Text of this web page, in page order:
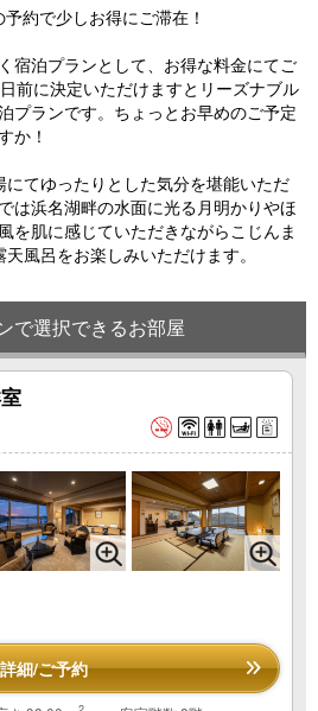
約で少しお得にご滞在！
宿泊プランとして、お得な料金にてご
前に決定いただけますとリーズナブル
プランです。ちょっとお早めのご予定
か！
てゆったりとした気分を堪能いただ
は浜名湖畔の水面に光る月明かりやほ
を肌に感じていただきながらこじんま
風呂をお楽しみいただけます。
で選択できるお部屋
詳細/ご予約